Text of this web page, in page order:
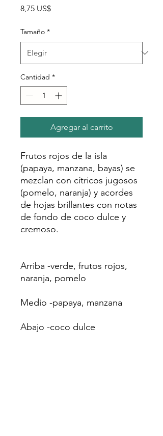
8,75 US$Precio
Tamaño *
Cantidad *
Agregar al carrito
Frutos rojos de la isla
(papaya, manzana, bayas) se
mezclan con cítricos jugosos
(pomelo, naranja) y acordes
de hojas brillantes con notas
de fondo de coco dulce y
cremoso.
Arriba -verde, frutos rojos,
naranja, pomelo
Medio -papaya, manzana
Abajo -coco dulce